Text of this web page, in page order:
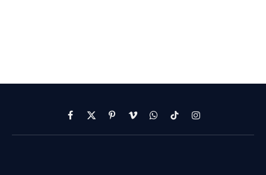
Facebook
X
(Twitter)
PinterestVimeoWhatsApp
TikTokInstagram